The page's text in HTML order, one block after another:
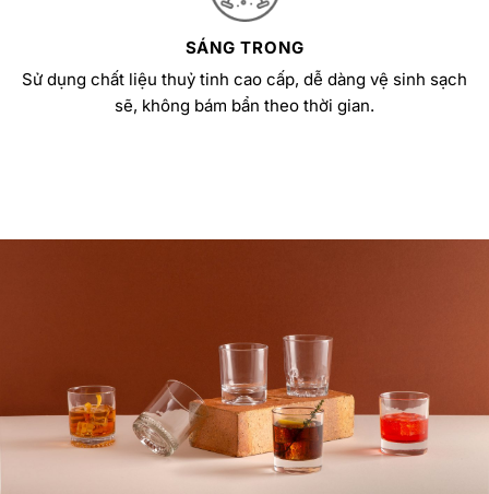
SÁNG TRONG
Sử dụng chất liệu thuỷ tinh cao cấp, dễ dàng vệ sinh sạch
sẽ, không bám bẩn theo thời gian.